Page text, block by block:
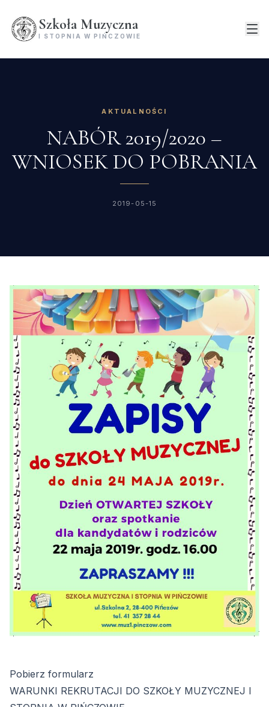
Szkoła Muzyczna
I STOPNIA W PIŃCZOWIE
AKTUALNOŚCI
NABÓR 2019/2020 –
WNIOSEK DO POBRANIA
2019-05-15
Pobierz formularz
WARUNKI REKRUTACJI DO SZKOŁY MUZYCZNEJ I